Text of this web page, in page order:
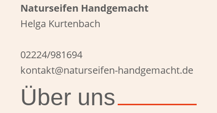
Naturseifen Handgemacht
Helga Kurtenbach
02224/981694
kontakt@naturseifen-handgemacht.de
Über uns